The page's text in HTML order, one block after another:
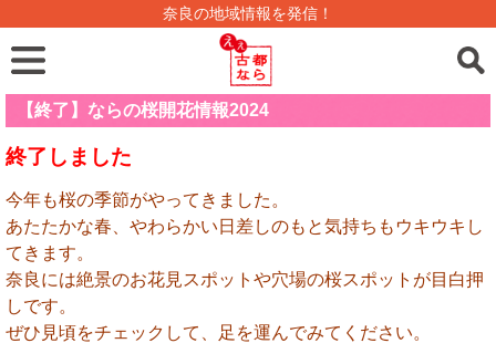
奈良の地域情報を発信！
【終了】ならの桜開花情報2024
終了しました
今年も桜の季節がやってきました。
あたたかな春、やわらかい日差しのもと気持ちもウキウキし
てきます。
奈良には絶景のお花見スポットや穴場の桜スポットが目白押
しです。
ぜひ見頃をチェックして、足を運んでみてください。